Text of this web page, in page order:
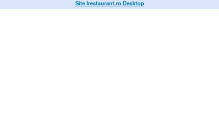
Site Irestaurant.ro Desktop